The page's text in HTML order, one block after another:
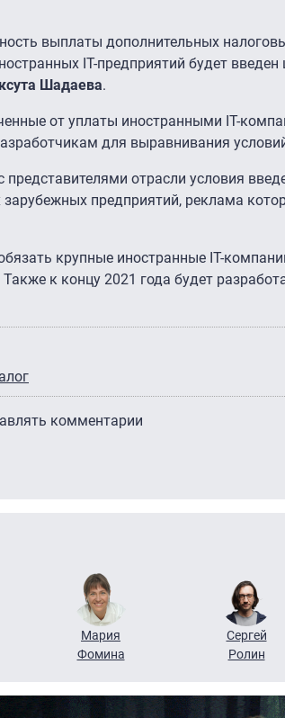
выплаты дополнительных
IT-предприятий будет
Шадаева.
от уплаты иностранными IT-
для выравнивания
отрасли условия
предприятий, реклама
крупные иностранные IT-
к концу 2021 года будет
комментарии
Мария
Фомина
Сергей
Ролин